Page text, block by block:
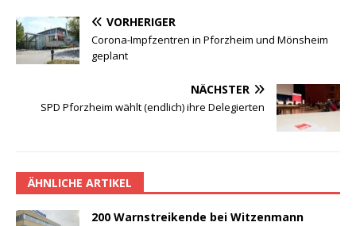
VORHERIGER
Corona-Impfzentren in Pforzheim und Mönsheim
geplant
NÄCHSTER
SPD Pforzheim wählt (endlich) ihre Delegierten
ÄHNLICHE ARTIKEL
200 Warnstreikende bei Witzenmann